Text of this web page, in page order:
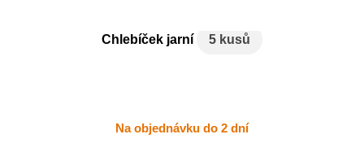
Chlebíček jarní 5 kusů
Na objednávku do 2 dní